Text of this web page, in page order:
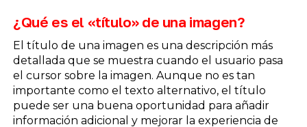
¿Qué es el «título» de una imagen?
El título de una imagen es una descripción más
detallada que se muestra cuando el usuario pasa
el cursor sobre la imagen. Aunque no es tan
importante como el texto alternativo, el título
puede ser una buena oportunidad para añadir
información adicional y mejorar la experiencia de